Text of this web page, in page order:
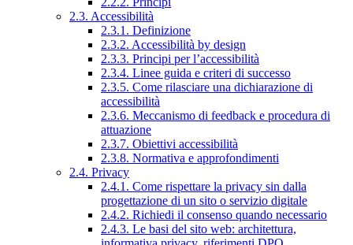
2.3. Accessibilità
2.3.1. Definizione
2.3.2. Accessibilità by design
2.3.3. Principi per l’accessibilità
2.3.4. Linee guida e criteri di successo
2.3.5. Come rilasciare una dichiarazione di
accessibilità
2.3.6. Meccanismo di feedback e procedura di
attuazione
2.3.7. Obiettivi accessibilità
2.3.8. Normativa e approfondimenti
2.4. Privacy
2.4.1. Come rispettare la privacy sin dalla
progettazione di un sito o servizio digitale
2.4.2. Richiedi il consenso quando necessario
2.4.3. Le basi del sito web: architettura,